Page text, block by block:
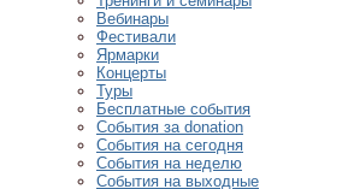
Вебинары
Фестивали
Ярмарки
Концерты
Туры
Бесплатные события
События за donation
События на сегодня
События на неделю
События на выходные